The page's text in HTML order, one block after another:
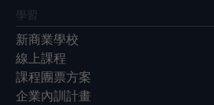
學習
新商業學校
線上課程
課程團票方案
企業內訓計畫